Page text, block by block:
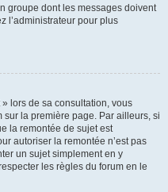
groupe dont les messages doivent
l’administrateur pour plus
lors de sa consultation, vous
la première page. Par ailleurs, si
la remontée de sujet est
autoriser la remontée n’est pas
un sujet simplement en y
les règles du forum en le